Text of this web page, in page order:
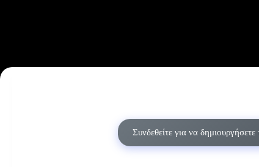
Συνδεθείτε για να